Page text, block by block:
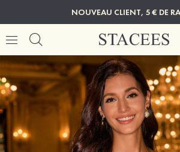
NOUVEAU CLIENT, 5 € DE